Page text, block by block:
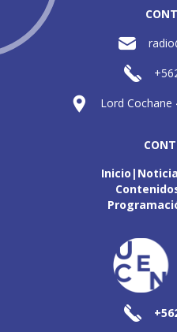
Lord Cochane
Inicio